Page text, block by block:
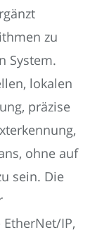
zu
System.
lokalen
präzise
ohne auf
sein. Die
IP,